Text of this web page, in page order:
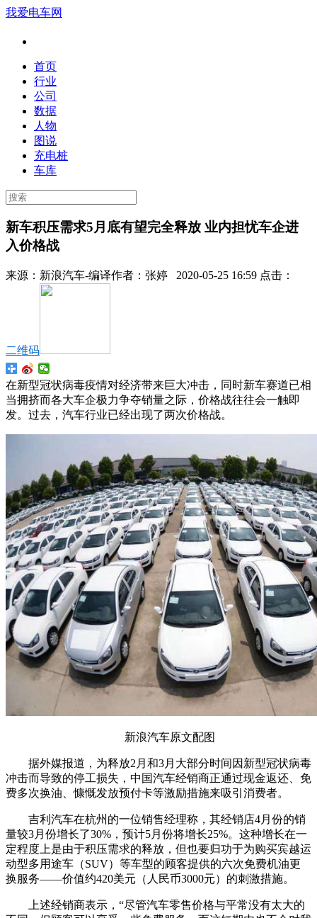
我爱电车网
首页
行业
公司
数据
人物
图说
充电桩
车库
新车积压需求5月底有望完全释放 业内担忧车企进
入价格战
来源： 新浪汽车-编译作者： 张婷 2020-05-25 16:59 点击：
二维码
在新型冠状病毒疫情对经济带来巨大冲击，同时新车赛道已相
当拥挤而各大车企极力争夺销量之际，价格战往往会一触即
发。过去，汽车行业已经出现了两次价格战。
新浪汽车原文配图
据外媒报道，为释放2月和3月大部分时间因新型冠状病毒
冲击而导致的停工损失，中国汽车经销商正通过现金返还、免
费多次换油、慷慨发放预付卡等激励措施来吸引消费者。
吉利汽车在杭州的一位销售经理称，其经销店4月份的销
量较3月份增长了30%，预计5月份将增长25%。这种增长在一
定程度上是由于积压需求的释放，但也要归功于为购买宾越运
动型多用途车（SUV）等车型的顾客提供的六次免费机油更
换服务——价值约420美元（人民币3000元）的刺激措施。
上述经销商表示，“尽管汽车零售价格与平常没有太大的